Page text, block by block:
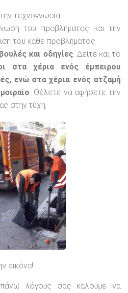
την τεχνογνωσία.
του προβλήματος και την
του κάθε προβλήματος.
και οδηγίες. Δείτε και το
στα χέρια ενός έμπειρου
ενώ στα χέρια ενός ατζαμή
. Θέλετε να αφήσετε την
στην τύχη;
εικόνα!
λόγους σας καλούμε να